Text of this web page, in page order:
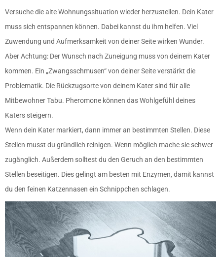
Versuche die alte Wohnungssituation wieder herzustellen. Dein Kater
muss sich entspannen können. Dabei kannst du ihm helfen. Viel
Zuwendung und Aufmerksamkeit von deiner Seite wirken Wunder.
Aber Achtung: Der Wunsch nach Zuneigung muss von deinem Kater
kommen. Ein „Zwangsschmusen“ von deiner Seite verstärkt die
Problematik. Die Rückzugsorte von deinem Kater sind für alle
Mitbewohner Tabu. Pheromone können das Wohlgefühl deines
Katers steigern.
Wenn dein Kater markiert, dann immer an bestimmten Stellen. Diese
Stellen musst du gründlich reinigen. Wenn möglich mache sie schwer
zugänglich. Außerdem solltest du den Geruch an den bestimmten
Stellen beseitigen. Dies gelingt am besten mit Enzymen, damit kannst
du den feinen Katzennasen ein Schnippchen schlagen.